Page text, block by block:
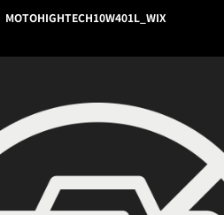
MOTOHIGHTECH10W401L_WIX